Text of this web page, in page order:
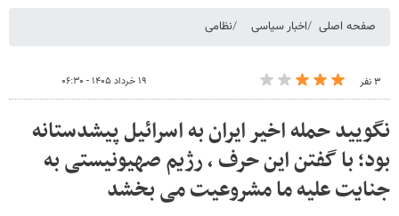
صفحه اصلی اخبار سیاسی نظامی
۳ نفر ۱۹ خرداد ۱۴۰۵ - ۰۶:۳۰
نگویید حمله اخیر ایران به اسرائیل پیشدستانه
بود؛ با گفتن این حرف ، رژیم صهیونیستی به
جنایت علیه ما مشروعیت می بخشد